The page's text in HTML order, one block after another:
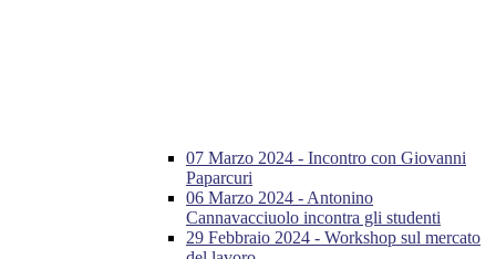
07 Marzo 2024 - Incontro con Giovanni
Paparcuri
06 Marzo 2024 - Antonino
Cannavacciuolo incontra gli studenti
29 Febbraio 2024 - Workshop sul mercato